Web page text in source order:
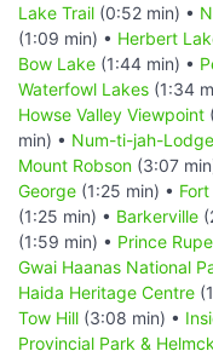
Lake Trail (0:52 min) •
(1:09 min) • Herbert
Bow Lake (1:44 min) •
Waterfowl Lakes (1:34
Howse Valley Viewpoint
min) • Num-ti-jah-Lodge
Mount Robson (3:07
George (1:25 min) •
(1:25 min) • Barkerville
(1:59 min) • Prince
Gwai Haanas National
Haida Heritage Centre
Tow Hill (3:08 min) •
Provincial Park &